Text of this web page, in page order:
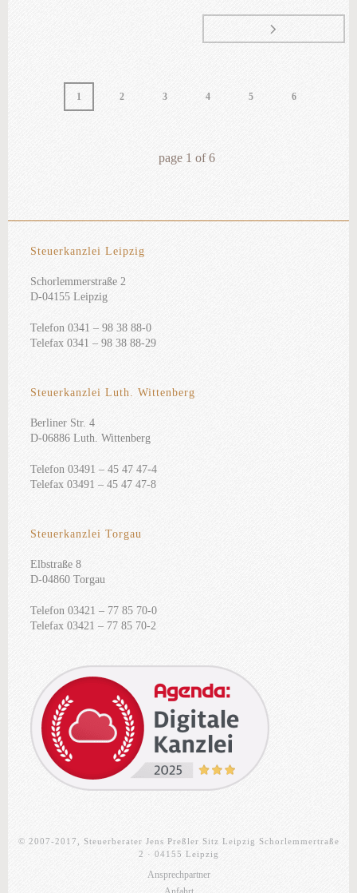
1 2 3 4 5 6
page 1 of6
Steuerkanzlei Leipzig
Schorlemmerstraße 2
D-04155 Leipzig
Telefon 0341 – 98 38 88-0
Telefax 0341 – 98 38 88-29
Steuerkanzlei Luth. Wittenberg
Berliner Str. 4
D-06886 Luth. Wittenberg
Telefon 03491 – 45 47 47-4
Telefax 03491 – 45 47 47-8
Steuerkanzlei Torgau
Elbstraße 8
D-04860 Torgau
Telefon 03421 – 77 85 70-0
Telefax 03421 – 77 85 70-2
© 2007-2017, Steuerberater Jens Preßler Sitz Leipzig Schorlemmertraße
2 · 04155 Leipzig
Ansprechpartner